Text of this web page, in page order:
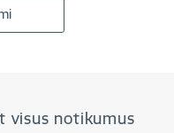
visus notikumus